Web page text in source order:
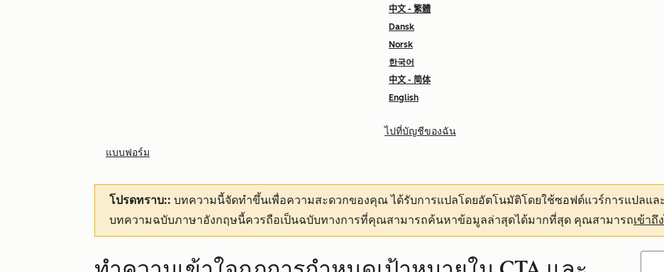
中文 - 繁體
Dansk
Norsk
한국어
中文 - 简体
English
ไปที่บัญชีของฉัน
แบบฟอร์ม
โปรดทราบ:: บทความนี้จัดทำขึ้นเพื่อความสะดวกของคุณได้รับการแปลโดยอัตโนมัติโดยใช้ซอฟต์แวร์การแปลแล
บทความฉบับภาษาอังกฤษนี้ควรถือเป็นฉบับทางการที่คุณสามารถค้นหาข้อมูลล่าสุดได้มากที่สุด คุณสามารถเข้าถึ